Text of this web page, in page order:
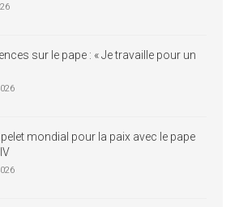
sur le pape : « Je travaille pour un
mondial pour la paix avec le pape